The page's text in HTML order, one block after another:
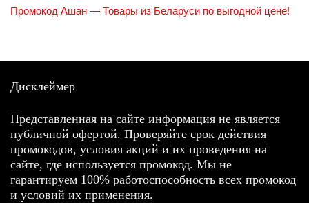
Промокод Ашан — Товары из Беларуси по выгодной цене!
Дисклеймер
Представленная на сайте информация не является
публичной офертой. Проверяйте срок действия
промокодов, условия акций и их проведения на
сайте, где используется промокод. Мы не
гарантируем 100% работоспособность всех промокод
и условий их применения.